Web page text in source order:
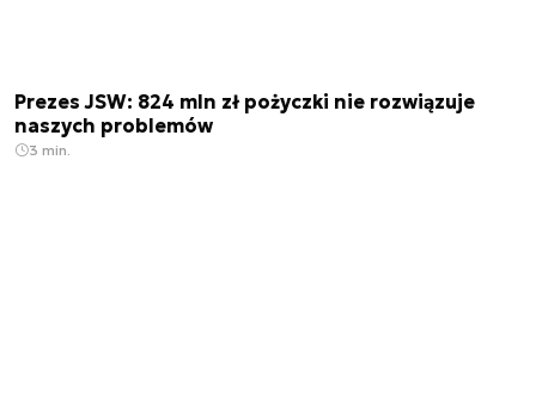
Prezes JSW: 824 mln zł pożyczki nie rozwiązuje
naszych problemów
3 min.